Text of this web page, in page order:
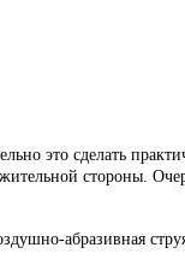
это сделать
стороны.
абразивная